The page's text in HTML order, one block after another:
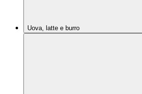
Uova, latte e burro